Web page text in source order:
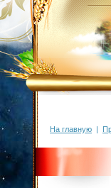
На главную |